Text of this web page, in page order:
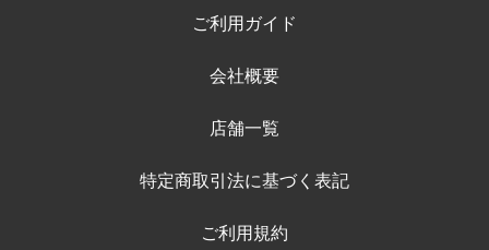
ご利用ガイド
会社概要
店舗一覧
特定商取引法に基づく表記
ご利用規約